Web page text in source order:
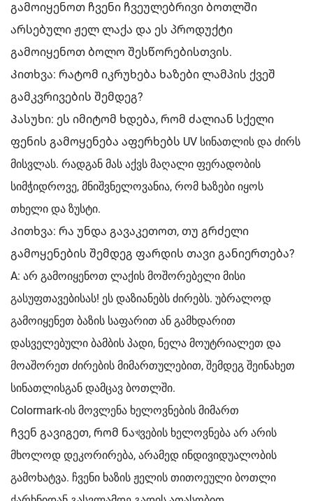
გამოიყენოთ ჩვენი ჩვეულებრივი ბოთლში
არსებული ჟელ ლაქა და ეს პროდუქტი
გამოიყენოთ ბოლო შესწორებისთვის.
Კითხვა: რატომ იკრუხება ხაზები ლამპის ქვეშ
გამკვრივების შემდეგ?
Პასუხი: ეს იმიტომ ხდება, რომ ძალიან სქელი
ფენის გამოყენება აფერხებს UV სინათლის და ძირს
მისვლას. რადგან მას აქვს მაღალი ფერადობის
სიმჭიდროვე, მნიშვნელოვანია, რომ ხაზები იყოს
თხელი და ზუსტი.
Კითხვა: რა უნდა გავაკეთოთ, თუ გრძელი
გამოყენების შემდეგ ფარდის თავი განიერთება?
A: არ გამოიყენოთ ლაქის მოშორებელი მისი
გასუფთავებისას! ეს დაზიანებს ძირებს. უბრალოდ
გამოიყენეთ ბაზის საფარით ან გამხდარით
დასველებული ბამბის პადი, ნელა მოუტრიალეთ და
მოაშორეთ ძირების მიმართულებით, შემდეგ შეინახეთ
სინათლისგან დამცავ ბოთლში.
Colormark-ის მოვლენა ხელოვნების მიმართ
Ჩვენ გავიგეთ, რომ ნაখვების ხელოვნება არ არის
მხოლოდ დეკორირება, არამედ ინდივიდუალობის
გამოხატვა. ჩვენი ხაზის ჟელის თითოეული ბოთლი